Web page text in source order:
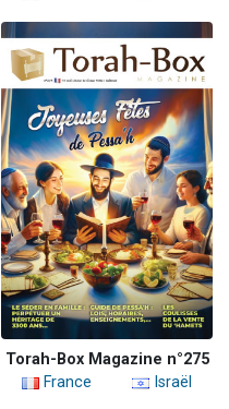
Torah-Box Magazine n°275
France
Israël